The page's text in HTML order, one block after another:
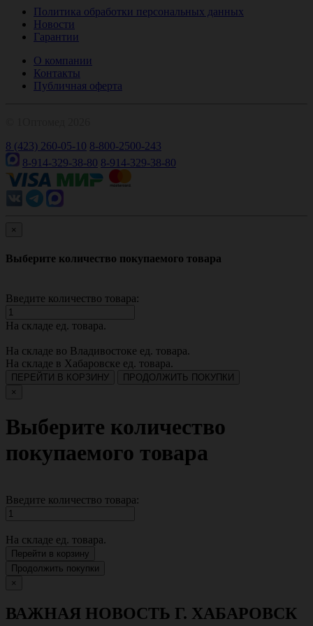
Политика обработки персональных данных
Новости
Гарантии
О компании
Контакты
Публичная оферта
8 (423) 260-05-10 8-800-2500-243
8-914-329-38-80 8-914-329-38-80
×
Выберите количество покупаемого товара
Введите количество товара:
На складе ед. товара.
На складе во Владивостоке ед. товара.
На складе в Хабаровске ед. товара.
ПЕРЕЙТИ В КОРЗИНУ
ПРОДОЛЖИТЬ ПОКУПКИ
×
Выберите количество
покупаемого товара
Введите количество товара:
На складе ед. товара.
Перейти в корзину
Продолжить покупки
×
ВАЖНАЯ НОВОСТЬ Г. ХАБАРОВСК